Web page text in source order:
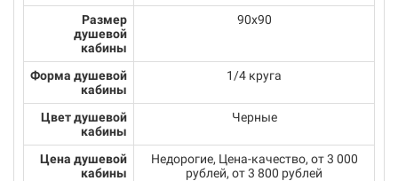
Размер
душевой
кабины
90х90
Форма душевой
кабины
1/4 круга
Цвет душевой
кабины
Черные
Цена душевой
кабины
Недорогие, Цена-качество, от 3 000
рублей, от 3 800 рублей